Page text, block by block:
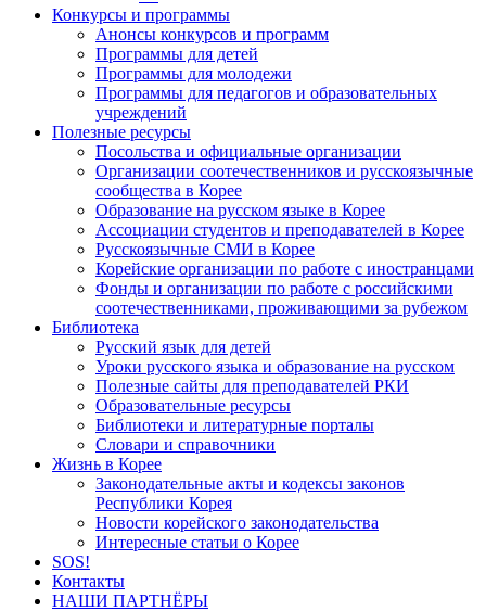
Конкурсы и программы
Анонсы конкурсов и программ
Программы для детей
Программы для молодежи
Программы для педагогов и образовательных
учреждений
Полезные ресурсы
Посольства и официальные организации
Организации соотечественников и русскоязычные
сообщества в Корее
Образование на русском языке в Корее
Ассоциации студентов и преподавателей в Корее
Русскоязычные СМИ в Корее
Корейские организации по работе с иностранцами
Фонды и организации по работе с российскими
соотечественниками, проживающими за рубежом
Библиотека
Русский язык для детей
Уроки русского языка и образование на русском
Полезные сайты для преподавателей РКИ
Образовательные ресурсы
Библиотеки и литературные порталы
Словари и справочники
Жизнь в Корее
Законодательные акты и кодексы законов
Республики Корея
Новости корейского законодательства
Интересные статьи о Корее
SOS!
Контакты
НАШИ ПАРТНЁРЫ